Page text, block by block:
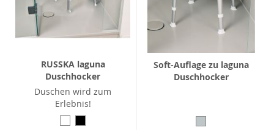
RUSSKA laguna
Duschhocker
Duschen wird zum
Erlebnis!
Soft-Auflage zu laguna
Duschhocker